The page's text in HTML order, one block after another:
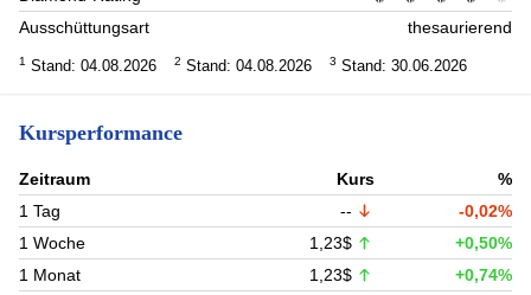
Ausschüttungsart
thesaurierend
1 Stand: 04.08.2026 2 Stand: 04.08.2026 3 Stand: 30.06.2026
Kursperformance
Zeitraum Kurs
%
1 Tag
--
-0,02%
1 Woche
1,23$
+0,50%
1 Monat
1,23$
+0,74%